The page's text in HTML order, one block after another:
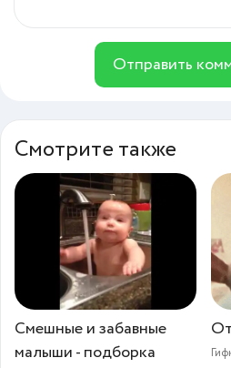
Отправить
Смотрите также
Смешные и забавные
малыши - подборка